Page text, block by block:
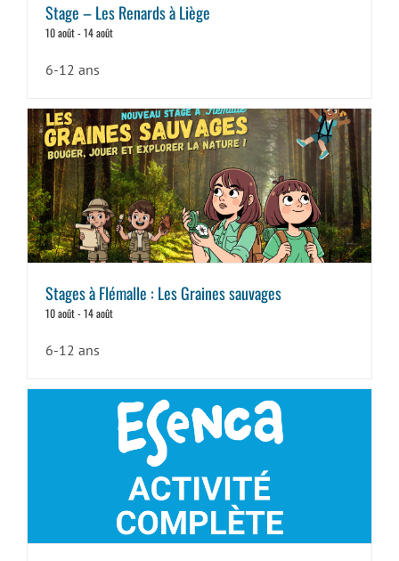
Stage – Les Renards à Liège
10 août-14 août
6-12 ans
Stages à Flémalle : Les Graines sauvages
10 août-14 août
6-12 ans